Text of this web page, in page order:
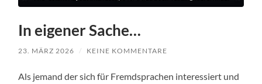
In eigener Sache…
23. MÄRZ 2026 / KEINE KOMMENTARE
Als jemand der sich für Fremd­sprachen inter­essiert und